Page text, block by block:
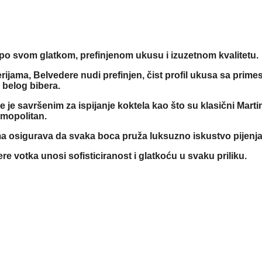
svom glatkom, prefinjenom ukusu i izuzetnom kvalitetu.
Belvedere nudi prefinjen, čist profil ukusa sa
belog bibera.
savršenim za ispijanje koktela kao što su klasični
osigurava da svaka boca pruža luksuzno iskustvo
votka unosi sofisticiranost i glatkoću u svaku priliku.